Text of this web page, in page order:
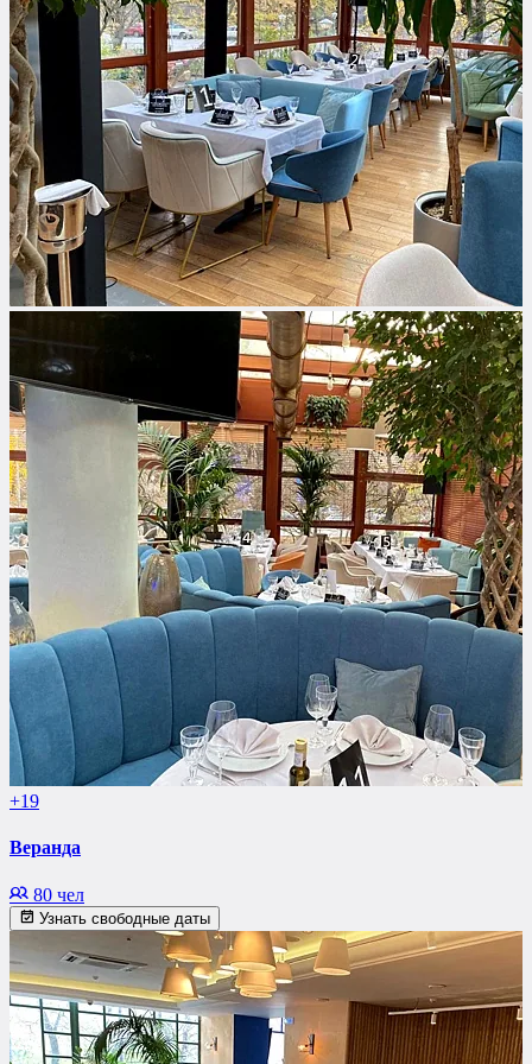
+19
Веранда
80 чел
Узнать свободные даты